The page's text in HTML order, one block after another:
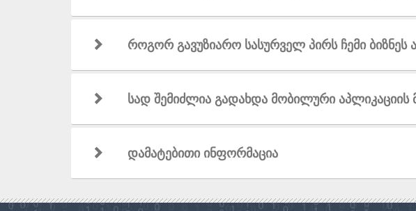
როგორ გავუზიარო სასურველ პირს ჩემი ბიზნეს
სად შემიძლია გადახდა მობილური აპლიკაციის
დამატებითი ინფორმაცია